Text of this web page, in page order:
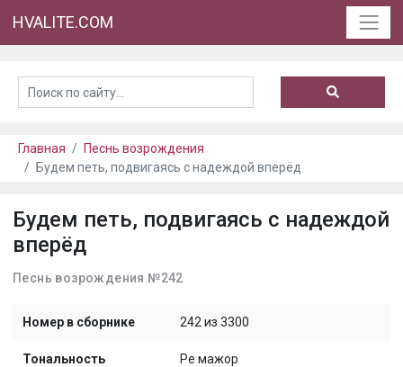
HVALITE.COM
Главная
Песнь возрождения
Будем петь, подвигаясь с надеждой вперёд
Будем петь, подвигаясь с надеждой
вперёд
Песнь возрождения №242
Номер в сборнике 242 из 3300
Тональность Ре мажор